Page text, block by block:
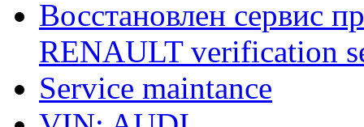
Восстановлен сервис
RENAULT verification
Service maintance